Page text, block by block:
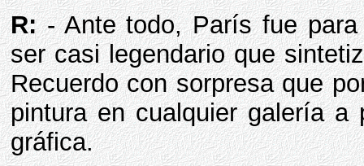
R:- Ante todo, París fue
ser casi legendario que
Recuerdo con sorpresa que
pintura en cualquier galería a
gráfica.